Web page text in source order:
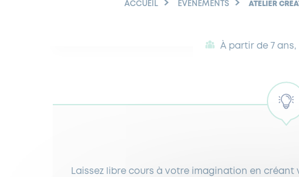
ACCUEIL ÉVÉNEMENTS ATELIER
À partir de 7
Laissez libre cours à votre imagination en créant